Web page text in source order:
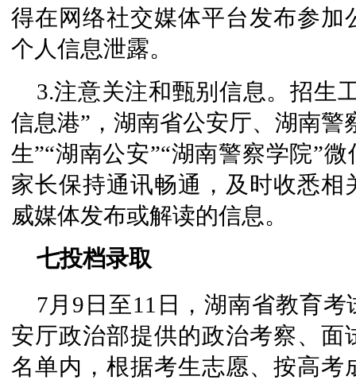
得在网络社交媒体平台发布参
个人信息泄露。
3.注意关注和甄别信息。招生
信息港”，湖南省公安厅、湖南
生”“湖南公安”“湖南警察学院”
家长保持通讯畅通，及时收悉
威媒体发布或解读的信息。
七投档录取
7月9日至11日，湖南省教育
安厅政治部提供的政治考察、
名单内，根据考生志愿、按高